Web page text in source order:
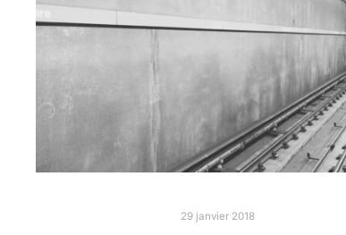
29 janvier 2018